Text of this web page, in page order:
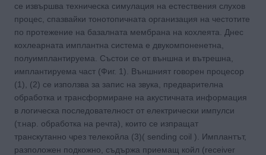
се извършва техническа симулация на естествения слухов
процес, спазвайки тонотопичната организация на честотите
по протежение на базалната мембрана на кохлеята. Днес
кохлеарната имплантна система е двукомпоненетна,
полуимплантируема. Състои се от външна и вътрешна,
имплантируема част (Фиг. 1). Външният говорен процесор
(1), (2) се използва за запис на звука, предварителна
обработка и трансформиране на акустичната информация
в логическа последователност от електрически импулси
(т.нар. обработка на речта), които се изпращат
транскутанно чрез телекойла (3)( sending coil ). Имплантът,
разположен подкожно, съдържа приемащ койл (receiver